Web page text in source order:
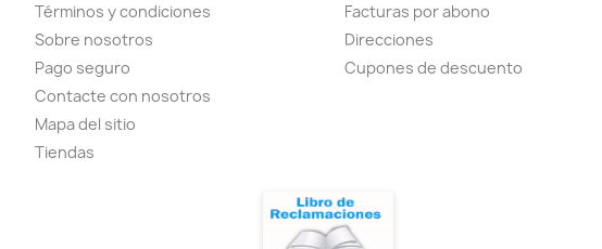
Términos y condiciones
Sobre nosotros
Pago seguro
Contacte con nosotros
Mapa del sitio
Tiendas
Facturas por abono
Direcciones
Cupones de descuento